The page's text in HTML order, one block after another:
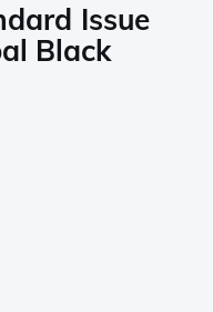
Issue
Black